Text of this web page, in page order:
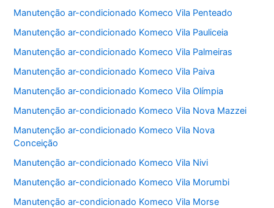
Manutenção ar-condicionado Komeco Vila Penteado
Manutenção ar-condicionado Komeco Vila Pauliceia
Manutenção ar-condicionado Komeco Vila Palmeiras
Manutenção ar-condicionado Komeco Vila Paiva
Manutenção ar-condicionado Komeco Vila Olímpia
Manutenção ar-condicionado Komeco Vila Nova Mazzei
Manutenção ar-condicionado Komeco Vila Nova
Conceição
Manutenção ar-condicionado Komeco Vila Nivi
Manutenção ar-condicionado Komeco Vila Morumbi
Manutenção ar-condicionado Komeco Vila Morse